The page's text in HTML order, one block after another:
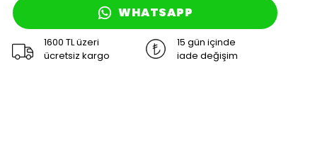
WHATSAPP
1600 TL üzeri
ücretsiz kargo
15 gün içinde
iade değişim